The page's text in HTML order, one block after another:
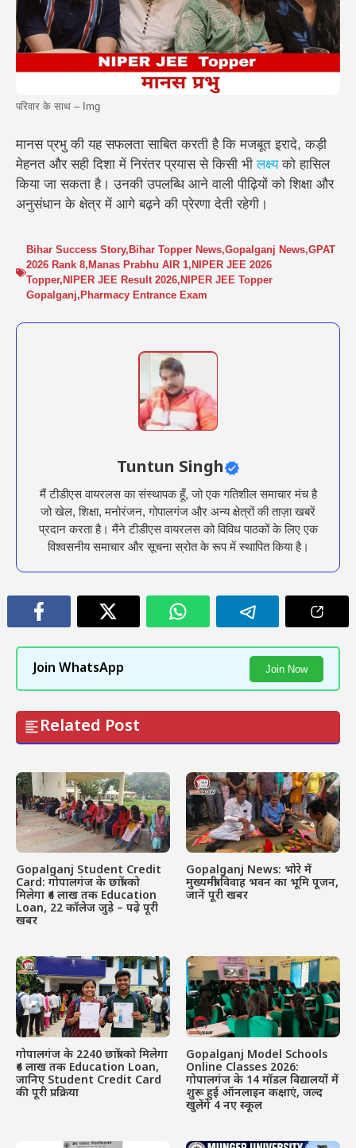
परिवार के साथ – Img
मानस प्रभु की यह सफलता साबित करती है कि मजबूत इरादे, कड़ी
मेहनत और सही दिशा में निरंतर प्रयास से किसी भीलक्ष्यको हासिल
किया जा सकता है। उनकी उपलब्धि आने वाली पीढ़ियों को शिक्षा और
अनुसंधान के क्षेत्र में आगे बढ़ने की प्रेरणा देती रहेगी।
Bihar Success Story, Bihar Topper News,Gopalganj News,GPAT
2026 Rank 8, Manas Prabhu AIR 1, NIPER JEE 2026
Topper, NIPER JEE Result 2026, NIPER JEE Topper
Gopalganj, Pharmacy Entrance Exam
Tuntun Singh
मैं टीडीएस वायरलस का संस्थापक हूँ, जो एक गतिशील समाचार मंच है
जो खेल, शिक्षा, मनोरंजन, गोपालगंज और अन्य क्षेत्रों की ताज़ा खबरें
प्रदान करता है। मैंने टीडीएस वायरलस को विविध पाठकों के लिए एक
विश्वसनीय समाचार और सूचना स्रोत के रूप में स्थापित किया है।
Join WhatsApp Join Now
Related Post
Gopalganj Student Credit
Card: गोपालगंज के छात्रों को
मिलेगा ₹4 लाख तक Education
Loan, 22 कॉलेज जुड़े – पढ़े पूरी
खबर
Gopalganj News: भोरे में
मुख्यमंत्री विवाह भवन का भूमि पूजन,
जानें पूरी खबर
गोपालगंज के 2240 छात्रों को मिलेगा
₹4 लाख तक Education Loan,
जानिए Student Credit Card
की पूरी प्रक्रिया
Gopalganj Model Schools
Online Classes 2026:
गोपालगंज के 14 मॉडल विद्यालयों में
शुरू हुई ऑनलाइन कक्षाएं, जल्द
खुलेंगे 4 नए स्कूल